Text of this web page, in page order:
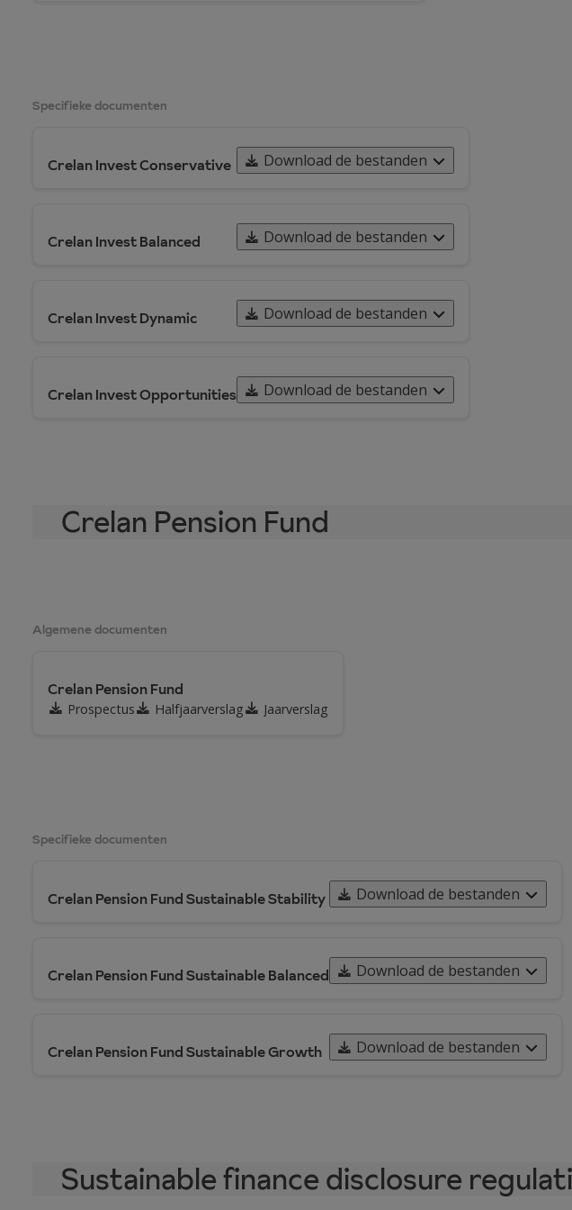
Specifieke documenten
Crelan Invest Conservative Download de bestanden
Crelan Invest Balanced Download de bestanden
Crelan Invest Dynamic Download de bestanden
Crelan Invest Opportunities Download de bestanden
Crelan Pension Fund
Algemene documenten
Crelan Pension Fund
Prospectus
Halfjaarverslag Jaarverslag
Specifieke documenten
Crelan Pension Fund Sustainable Stability Download de bestanden
Crelan Pension Fund Sustainable Balanced Download de bestanden
Crelan Pension Fund Sustainable Growth Download de bestanden
Sustainable finance disclosure